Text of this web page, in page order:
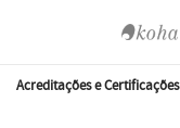
Acreditações e Certificações